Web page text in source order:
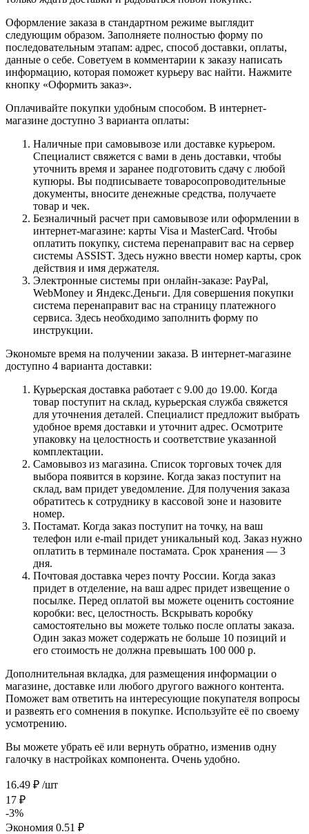
Оформление заказа в стандартном режиме выглядит
следующим образом. Заполняете полностью форму по
последовательным этапам: адрес, способ доставки, оплаты,
данные о себе. Советуем в комментарии к заказу написать
информацию, которая поможет курьеру вас найти. Нажмите
кнопку «Оформить заказ».
Оплачивайте покупки удобным способом. В интернет-
магазине доступно 3 варианта оплаты:
Наличные при самовывозе или доставке курьером.
Специалист свяжется с вами в день доставки, чтобы
уточнить время и заранее подготовить сдачу с любой
купюры. Вы подписываете товаросопроводительные
документы, вносите денежные средства, получаете
товар и чек.
Безналичный расчет при самовывозе или оформлении в
интернет-магазине: карты Visa и MasterCard. Чтобы
оплатить покупку, система перенаправит вас на сервер
системы ASSIST. Здесь нужно ввести номер карты, срок
действия и имя держателя.
Электронные системы при онлайн-заказе: PayPal,
WebMoney и Яндекс.Деньги. Для совершения покупки
система перенаправит вас на страницу платежного
сервиса. Здесь необходимо заполнить форму по
инструкции.
Экономьте время на получении заказа. В интернет-магазине
доступно 4 варианта доставки:
Курьерская доставка работает с 9.00 до 19.00. Когда
товар поступит на склад, курьерская служба свяжется
для уточнения деталей. Специалист предложит выбрать
удобное время доставки и уточнит адрес. Осмотрите
упаковку на целостность и соответствие указанной
комплектации.
Самовывоз из магазина. Список торговых точек для
выбора появится в корзине. Когда заказ поступит на
склад, вам придет уведомление. Для получения заказа
обратитесь к сотруднику в кассовой зоне и назовите
номер.
Постамат. Когда заказ поступит на точку, на ваш
телефон или e-mail придет уникальный код. Заказ нужно
оплатить в терминале постамата. Срок хранения — 3
дня.
Почтовая доставка через почту России. Когда заказ
придет в отделение, на ваш адрес придет извещение о
посылке. Перед оплатой вы можете оценить состояние
коробки: вес, целостность. Вскрывать коробку
самостоятельно вы можете только после оплаты заказа.
Один заказ может содержать не больше 10 позиций и
его стоимость не должна превышать 100 000 р.
Дополнительная вкладка, для размещения информации о
магазине, доставке или любого другого важного контента.
Поможет вам ответить на интересующие покупателя вопросы
и развеять его сомнения в покупке. Используйте её по своему
усмотрению.
Вы можете убрать её или вернуть обратно, изменив одну
галочку в настройках компонента. Очень удобно.
16.49 ₽ /шт
17 ₽
-3%
Экономия 0.51 ₽